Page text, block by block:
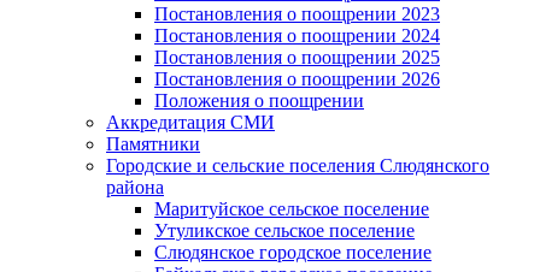
Постановления о поощрении 2023
Постановления о поощрении 2024
Постановления о поощрении 2025
Постановления о поощрении 2026
Положения о поощрении
Аккредитация СМИ
Памятники
Городские и сельские поселения Слюдянского
района
Маритуйское сельское поселение
Утуликское сельское поселение
Слюдянское городское поселение